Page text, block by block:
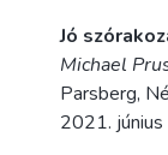
Jó
Michael
Parsberg,
2021. június